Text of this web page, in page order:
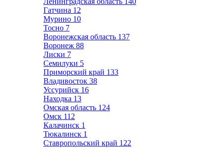
Гатчина 12
Мурино 10
Тосно 7
Воронежская область 137
Воронеж 88
Лиски 7
Семилуки 5
Приморский край 133
Владивосток 38
Уссурийск 16
Находка 13
Омская область 124
Омск 112
Калачинск 1
Тюкалинск 1
Ставропольский край 122